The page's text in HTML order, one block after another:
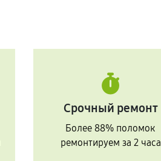
Срочный ремонт
Более 88% поломок
ремонтируем за 2 часа